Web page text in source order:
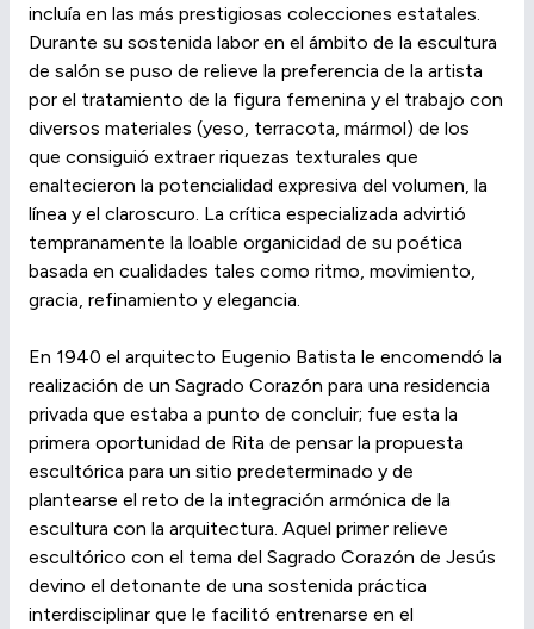
incluía en las más prestigiosas colecciones estatales.
Durante su sostenida labor en el ámbito de la escultura
de salón se puso de relieve la preferencia de la artista
por el tratamiento de la figura femenina y el trabajo con
diversos materiales (yeso, terracota, mármol) de los
que consiguió extraer riquezas texturales que
enaltecieron la potencialidad expresiva del volumen, la
línea y el claroscuro. La crítica especializada advirtió
tempranamente la loable organicidad de su poética
basada en cualidades tales como ritmo, movimiento,
gracia, refinamiento y elegancia.
En 1940 el arquitecto Eugenio Batista le encomendó la
realización de un Sagrado Corazón para una residencia
privada que estaba a punto de concluir; fue esta la
primera oportunidad de Rita de pensar la propuesta
escultórica para un sitio predeterminado y de
plantearse el reto de la integración armónica de la
escultura con la arquitectura. Aquel primer relieve
escultórico con el tema del Sagrado Corazón de Jesús
devino el detonante de una sostenida práctica
interdisciplinar que le facilitó entrenarse en el